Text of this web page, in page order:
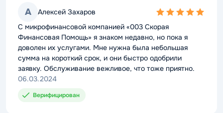
А Алексей Захаров
5,0
rating
С микрофинансовой компанией «003 Скорая
Финансовая Помощь» я знаком недавно, но пока я
доволен их услугами. Мне нужна была небольшая
сумма на короткий срок, и они быстро одобрили
заявку. Обслуживание вежливое, что тоже приятно.
06.03.2024
Верифицирован